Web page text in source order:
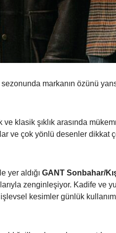
markanın özünü
ve klasik şıklık arasında
ve çok yönlü desenler dikkat
yer aldığı GANT Sonbahar/
zenginleşiyor. Kadife ve
kesimler günlük